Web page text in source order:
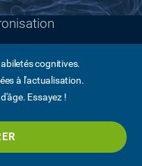
cognitives.
à l'actualisation.
Essayez !